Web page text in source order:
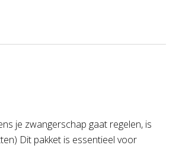
je zwangerschap gaat regelen, is
Dit pakket is essentieel voor